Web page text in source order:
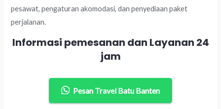
pesawat, pengaturan akomodasi, dan penyediaan paket
perjalanan.
Informasi pemesanan dan Layanan 24
jam
Pesan Travel Batu Banten